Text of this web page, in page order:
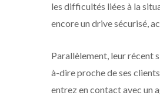
les difficultés liées à la
encore un drive sécurisé,
Parallèlement, leur récent
à-dire proche de ses
entrez en contact avec un